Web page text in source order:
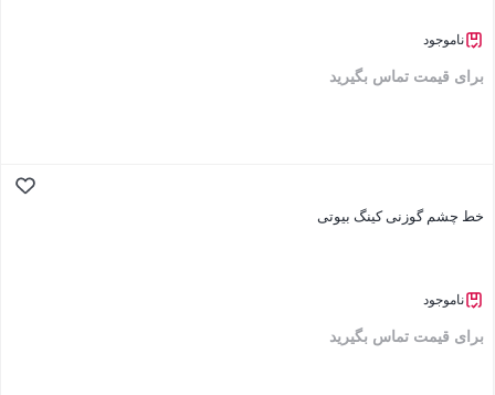
ناموجود
برای قیمت تماس بگیرید
خط چشم گوزنی کینگ بیوتی
ناموجود
برای قیمت تماس بگیرید